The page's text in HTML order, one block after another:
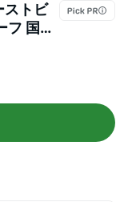
ストビ
フ 国産
ット
身 赤身